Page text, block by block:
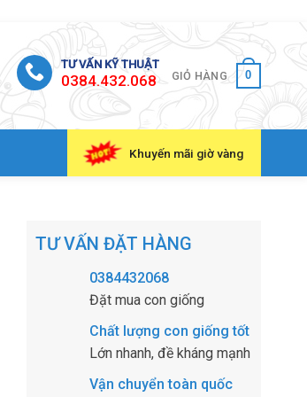
TƯ VẤN KỸ THUẬT
0384.432.068 GIỎ HÀNG 0
Khuyến mãi giờ vàng
TƯ VẤN ĐẶT HÀNG
0384432068
Đặt mua con giống
Chất lượng con giống tốt
Lớn nhanh, đề kháng mạnh
Vận chuyển toàn quốc